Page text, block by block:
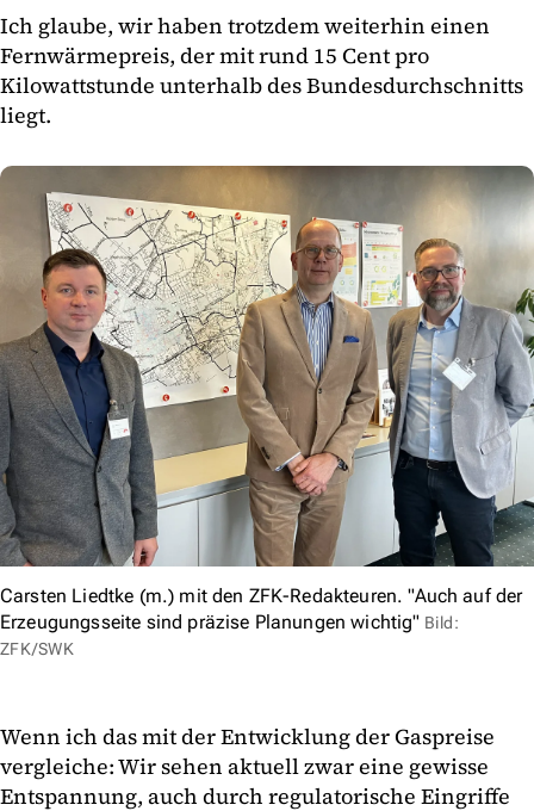
Ich glaube, wir haben trotzdem weiterhin einen
Fernwärmepreis, der mit rund 15 Cent pro
Kilowattstunde unterhalb des Bundesdurchschnitts
liegt.
Carsten Liedtke (m.) mit den ZFK-Redakteuren. "Auch auf der
Erzeugungsseite sind präzise Planungen wichtig" Bild:
ZFK/SWK
Wenn ich das mit der Entwicklung der Gaspreise
vergleiche: Wir sehen aktuell zwar eine gewisse
Entspannung, auch durch regulatorische Eingriffe